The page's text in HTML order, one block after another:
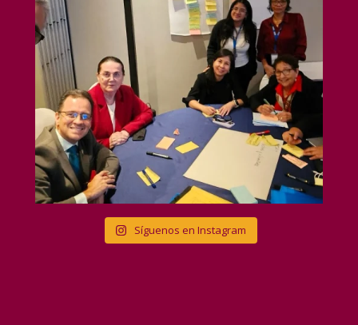
Síguenos en Instagram